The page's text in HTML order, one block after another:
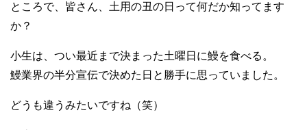
ところで、皆さん、土用の丑の日って何だか知ってます
か？
小生は、つい最近まで決まった土曜日に鰻を食べる。
鰻業界の半分宣伝で決めた日と勝手に思っていました。
どうも違うみたいですね（笑）